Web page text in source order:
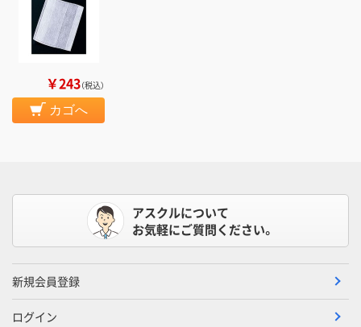
￥243（税込）
カゴへ
アスクルについて
お気軽にご質問ください。
新規会員登録
ログイン